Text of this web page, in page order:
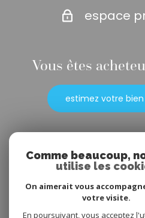
espace
Vous êtes
estimez votre
Comme beaucoup,
utilise les
On aimerait vous
votre visite.
En poursuivant, vous acceptez